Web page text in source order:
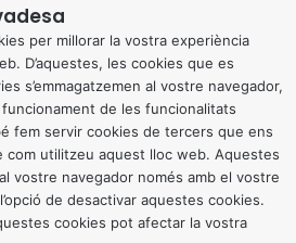
per millorar la vostra experiència
D’aquestes, les cookies que es
s’emmagatzemen al vostre navegador,
de les funcionalitats
fem servir cookies de tercers que ens
com utilitzeu aquest lloc web. Aquestes
vostre navegador només amb el vostre
de desactivar aquestes cookies.
cookies pot afectar la vostra